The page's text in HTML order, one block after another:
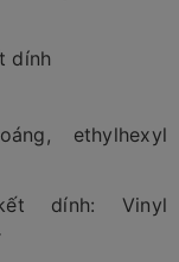
dính
ethylhexyl
dính: Vinyl